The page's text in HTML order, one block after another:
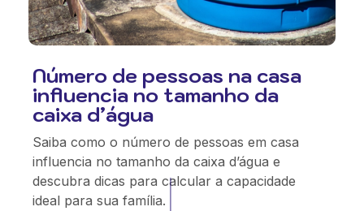
Número de pessoas na casa
influencia no tamanho da
caixa d’água
Saiba como o número de pessoas em casa
influencia no tamanho da caixa d’água e
descubra dicas para calcular a capacidade
ideal para sua família.